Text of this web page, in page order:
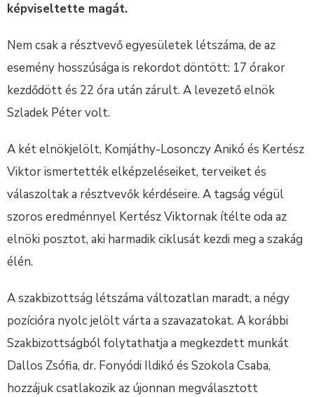
képviseltette magát.
Nem csak a résztvevő egyesületek létszáma, de az
esemény hosszúsága is rekordot döntött: 17 órakor
kezdődött és 22 óra után zárult. A levezető elnök
Szladek Péter volt.
A két elnökjelölt, Komjáthy-Losonczy Anikó és Kertész
Viktor ismertették elképzeléseiket, terveiket és
válaszoltak a résztvevők kérdéseire. A tagság végül
szoros eredménnyel Kertész Viktornak ítélte oda az
elnöki posztot, aki harmadik ciklusát kezdi meg a szakág
élén.
A szakbizottság létszáma változatlan maradt, a négy
pozícióra nyolc jelölt várta a szavazatokat. A korábbi
Szakbizottságból folytathatja a megkezdett munkát
Dallos Zsófia, dr. Fonyódi Ildikó és Szokola Csaba,
hozzájuk csatlakozik az újonnan megválasztott